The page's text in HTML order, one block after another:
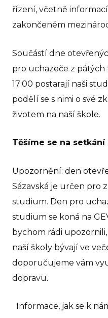
řízení, včetně
zakončeném
Součástí dne
pro uchazeče z pátých
17:00 postarají naši
podělí se s nimi o své
životem na naší škole.
Těšíme se na setkání
Upozornění: den
Sázavská je určen pro
studium. Den pro
studium se koná na
bychom rádi
naší školy bývají ve
doporučujeme vám
dopravu.
Informace, jak se k